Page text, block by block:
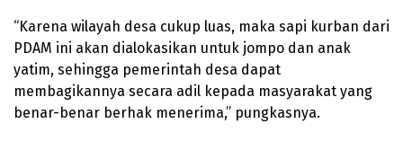
“Karena wilayah desa cukup luas, maka sapi kurban dari
PDAM ini akan dialokasikan untuk jompo dan anak
yatim, sehingga pemerintah desa dapat
membagikannya secara adil kepada masyarakat yang
benar-benar berhak menerima,” pungkasnya.